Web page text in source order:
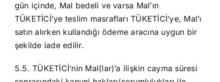
gün içinde, Mal bedeli ve varsa Mal’ın
TÜKETİCİ’ye teslim masrafları TÜKETİCİ’ye, Mal’ı
satın alırken kullandığı ödeme aracına uygun bir
şekilde iade edilir.
5.5. TÜKETİCİ’nin Mal(lar)’a ilişkin cayma süresi